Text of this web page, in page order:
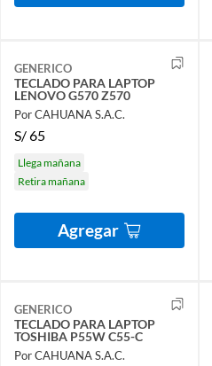
GENERICO
TECLADO PARA LAPTOP
LENOVO G570 Z570
Por CAHUANA S.A.C.
S/65
Llega mañana
Retira mañana
Agregar
GENERICO
TECLADO PARA LAPTOP
TOSHIBA P55W C55-C
Por CAHUANA S.A.C.